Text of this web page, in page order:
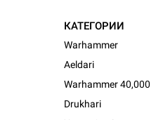
КАТЕГОРИИ
Warhammer
Aeldari
Warhammer 40,000
Drukhari